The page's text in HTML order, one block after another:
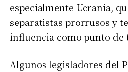
especialmente Ucrania,
separatistas prorrusos y
influencia como punto de
Algunos legisladores del